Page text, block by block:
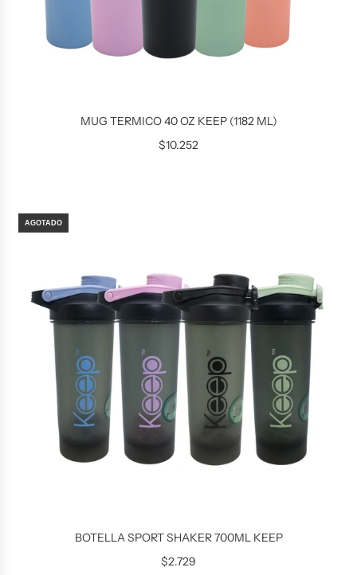
MUG TERMICO 40 OZ KEEP (1182 ML)
$10.252
AGOTADO
BOTELLA SPORT SHAKER 700ML KEEP
$2.729